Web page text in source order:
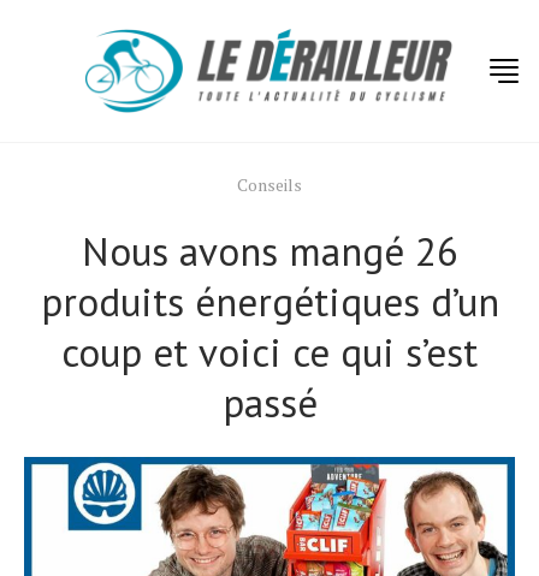
Conseils
Nous avons mangé 26
produits énergétiques d’un
coup et voici ce qui s’est
passé